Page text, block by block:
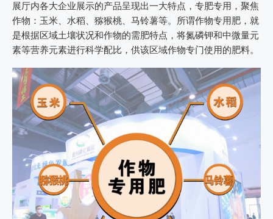
展厅内各大企业展示的产品呈现出一大特点，专肥专用，聚焦
作物：玉米、水稻、猕猴桃、马铃薯等。所谓作物专用肥，就
是根据区域土壤状况和作物的需肥特点，将氮磷钾和中微量元
素等营养元素进行科学配比，供该区域作物专门使用的肥料。